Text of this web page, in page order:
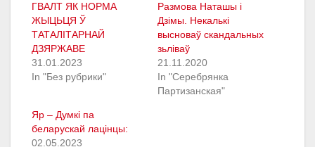
ГВАЛТ ЯК НОРМА
ЖЫЦЬЦЯ Ў
ТАТАЛІТАРНАЙ
ДЗЯРЖАВЕ
31.01.2023
In "Без рубрики"
Размова Наташы і
Дзімы. Некалькі
высноваў скандальных
зьліваў
21.11.2020
In "Серебрянка
Партизанская"
Яр – Думкі па
беларускай лацінцы:
02.05.2023